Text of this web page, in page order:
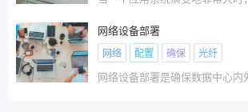
网络设备部署
网络 配置 确保 光纤